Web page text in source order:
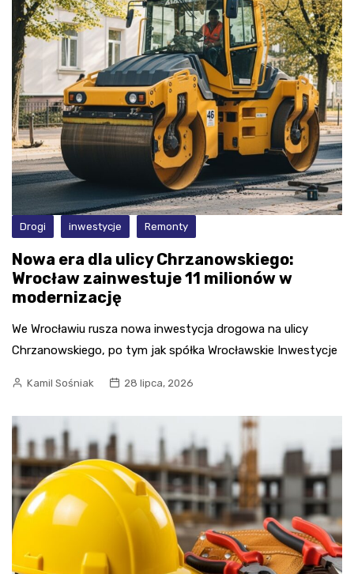
Drogi inwestycje Remonty
Nowa era dla ulicy Chrzanowskiego:
Wrocław zainwestuje 11 milionów w
modernizację
We Wrocławiu rusza nowa inwestycja drogowa na ulicy
Chrzanowskiego, po tym jak spółka Wrocławskie Inwestycje
Kamil Sośniak 28 lipca, 2026